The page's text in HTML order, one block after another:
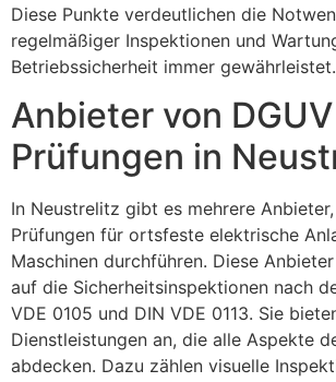
Diese Punkte verdeutlichen die
regelmäßiger Inspektionen und
Betriebssicherheit immer gewährleistet.
Anbieter von
Prüfungen in
In Neustrelitz gibt es mehrere
Prüfungen für ortsfeste elektrische
Maschinen durchführen. Diese
auf die Sicherheitsinspektionen nach
VDE 0105 und DIN VDE 0113. Sie
Dienstleistungen an, die alle Aspekte
abdecken. Dazu zählen visuelle